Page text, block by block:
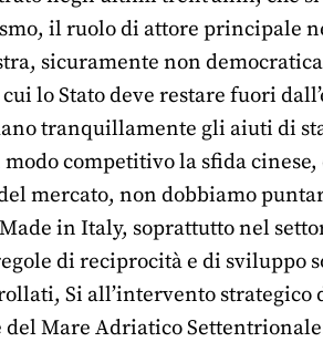
il ruolo di attore principale
sicuramente non
lo Stato deve restare fuori
tranquillamente gli aiuti di
competitivo la sfida
mercato, non dobbiamo
in Italy, soprattutto nel
di reciprocità e di sviluppo
Si all’intervento
del Mare Adriatico